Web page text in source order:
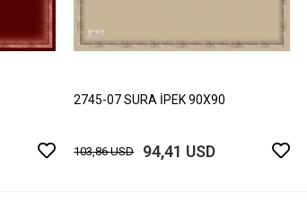
2745-07 SURA İPEK 90X90
103,86 USD 94,41 USD